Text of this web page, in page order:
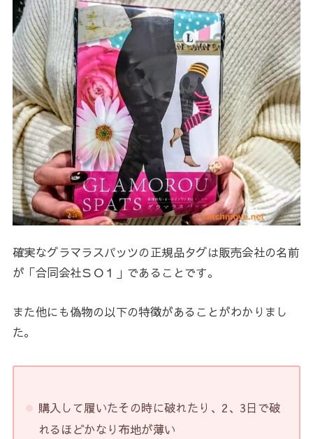
確実なグラマラスパッツの正規品タグは販売会社の名前
が「合同会社ＳＯ１」であることです。
また他にも偽物の以下の特徴があることがわかりまし
た。
購入して履いたその時に破れたり、2、3日で破
れるほどかなり布地が薄い